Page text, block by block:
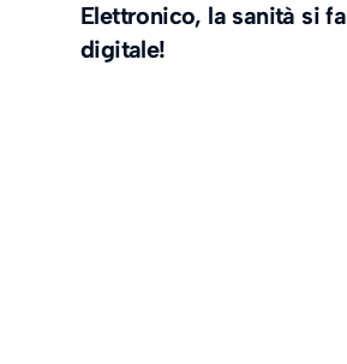
Elettronico, la sanità si fa
digitale!